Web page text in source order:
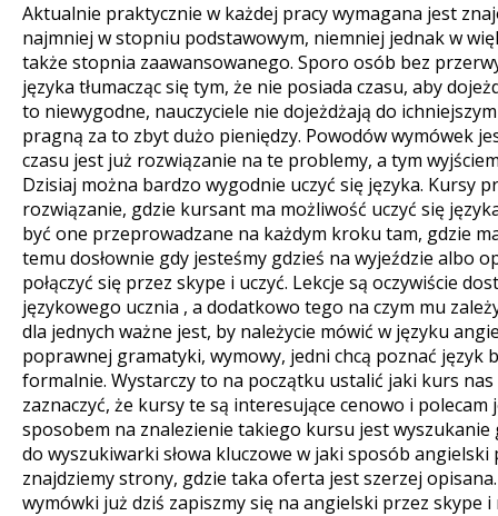
Aktualnie praktycznie w każdej pracy wymagana jest
najmniej w stopniu podstawowym, niemniej jednak w
także stopnia zaawansowanego. Sporo osób bez
języka tłumacząc się tym, że nie posiada czasu, aby
to niewygodne, nauczyciele nie dojeżdżają do
pragną za to zbyt dużo pieniędzy. Powodów wymówek
czasu jest już rozwiązanie na te problemy, a tym
Dzisiaj można bardzo wygodnie uczyć się języka. Kursy
rozwiązanie, gdzie kursant ma możliwość uczyć się
być one przeprowadzane na każdym kroku tam, gdzie
temu dosłownie gdy jesteśmy gdzieś na wyjeździe albo
połączyć się przez skype i uczyć. Lekcje są oczywiście
językowego ucznia , a dodatkowo tego na czym mu
dla jednych ważne jest, by należycie mówić w języku
poprawnej gramatyki, wymowy, jedni chcą poznać język
formalnie. Wystarczy to na początku ustalić jaki kurs
zaznaczyć, że kursy te są interesujące cenowo i
sposobem na znalezienie takiego kursu jest
do wyszukiwarki słowa kluczowe w jaki sposób
znajdziemy strony, gdzie taka oferta jest szerzej
wymówki już dziś zapiszmy się na angielski przez skype